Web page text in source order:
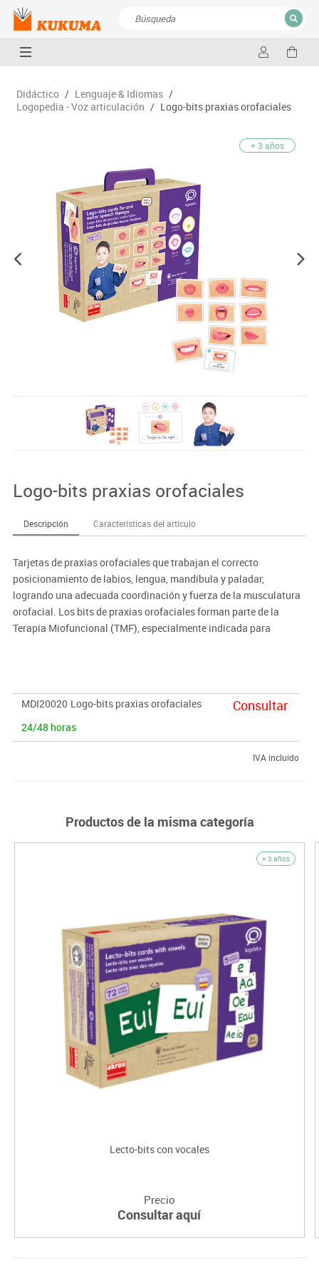
CERRAR
Didáctico / Lenguaje & Idiomas /
Logopedia - Voz articulación / Logo-bits praxias orofaciales
+ 3 años
Logo-bits praxias orofaciales
Descripción Características del artículo
Tarjetas de praxias orofaciales que trabajan el correcto
posicionamiento de labios, lengua, mandíbula y paladar,
logrando una adecuada coordinación y fuerza de la musculatura
orofacial. Los bits de praxias orofaciales forman parte de la
Terapia Miofuncional (TMF), especialmente indicada para
MDI20020 Logo-bits praxias orofaciales
24/48 horas
Consultar
IVA incluido
Productos de la misma categoría
+ 3 años
Lecto-bits con vocales
Precio
Consultar aquí